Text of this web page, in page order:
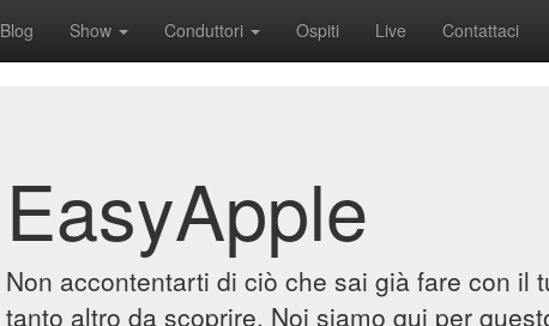
Blog Show Conduttori Ospiti Live Contattaci
EasyApple
Non accontentarti di ciò che sai già fare con il
tanto altro da scoprire. Noi siamo qui per